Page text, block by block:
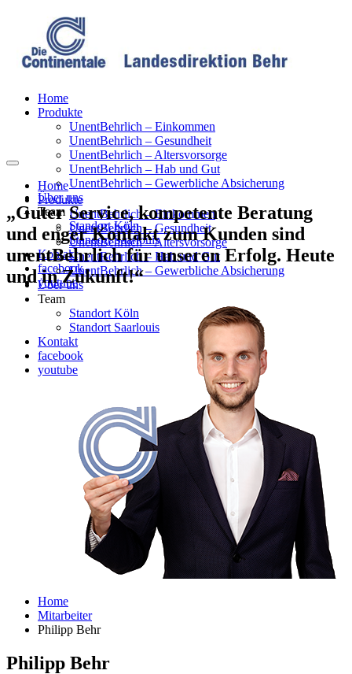
Home
Produkte
UnentBehrlich – Einkommen
UnentBehrlich – Gesundheit
UnentBehrlich – Altersvorsorge
UnentBehrlich – Hab und Gut
UnentBehrlich – Gewerbliche Absicherung
Über uns
Team
Standort Köln
Standort Saarlouis
Kontakt
facebook
youtube
Home
Produkte
UnentBehrlich – Einkommen
UnentBehrlich – Gesundheit
UnentBehrlich – Altersvorsorge
UnentBehrlich – Hab und Gut
UnentBehrlich – Gewerbliche Absicherung
Über uns
Team
Standort Köln
Standort Saarlouis
Kontakt
facebook
youtube
„Guter Service, kompetente Beratung
und enger Kontakt zum Kunden sind
unentBehrlich für unseren Erfolg. Heute
und in Zukunft!“
Home
Mitarbeiter
Philipp Behr
Philipp Behr